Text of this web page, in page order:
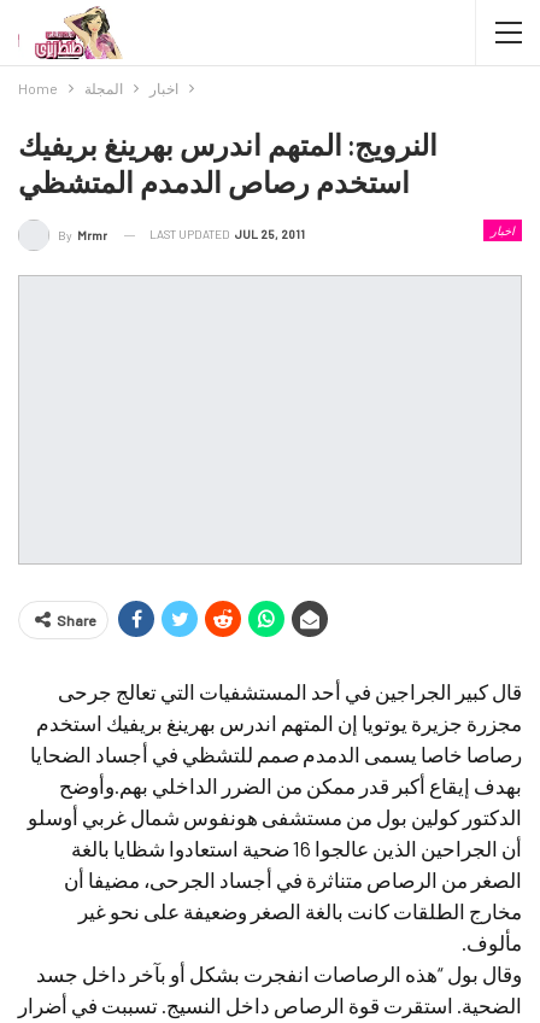
Home المجلة اخبار
النرويج: المتهم اندرس بهرينغ بريفيك
استخدم رصاص الدمدم المتشظي
اخبار By Mrmr LAST UPDATED JUL 25, 2011
Share
قال كبير الجراجين في أحد المستشفيات التي تعالج جرحى
مجزرة جزيرة يوتويا إن المتهم اندرس بهرينغ بريفيك استخدم
رصاصا خاصا يسمى الدمدم صمم للتشظي في أجساد الضحايا
بهدف إيقاع أكبر قدر ممكن من الضرر الداخلي بهم.وأوضح
الدكتور كولين بول من مستشفى هونفوس شمال غربي أوسلو
أن الجراحين الذين عالجوا 16 ضحية استعادوا شظايا بالغة
الصغر من الرصاص متناثرة في أجساد الجرحى، مضيفا أن
مخارج الطلقات كانت بالغة الصغر وضعيفة على نحو غير
مألوف.
وقال بول “هذه الرصاصات انفجرت بشكل أو بآخر داخل جسد
الضحية. استقرت قوة الرصاص داخل النسيج. تسببت في أضرار